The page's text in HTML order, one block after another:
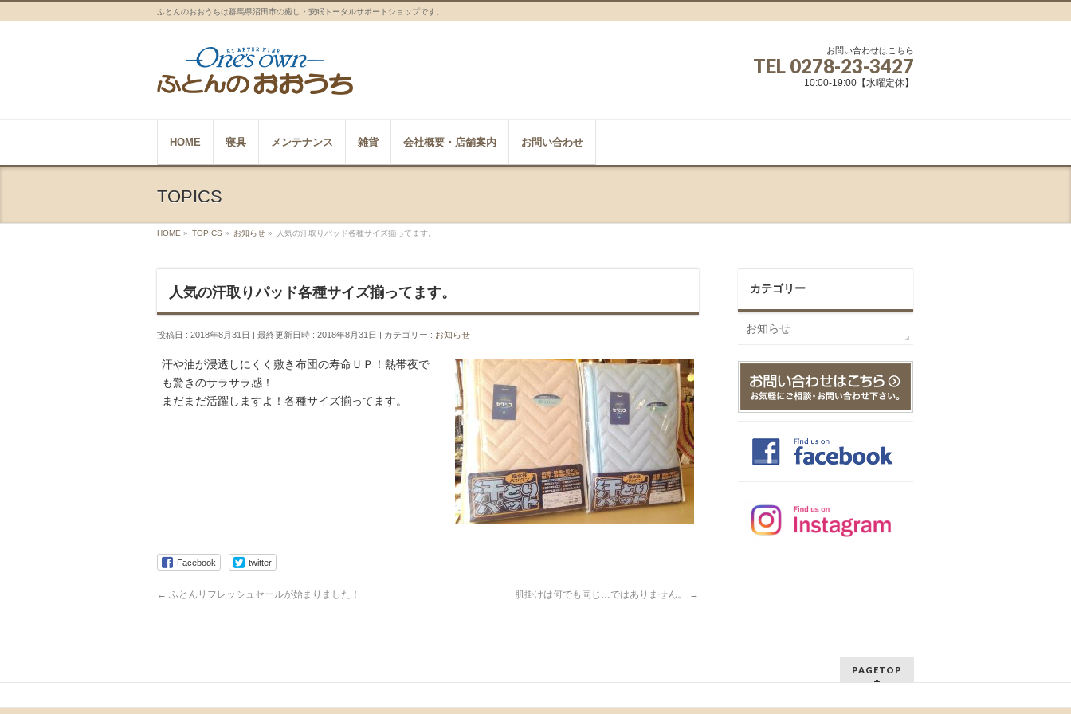
ふとんのおおうちは群馬県沼田市の癒し・安眠トータルサポートショップです。
お問い合わせはこちら
TEL 0278-23-3427
10:00-19:00【水曜定休】
HOME 寝具 メンテナンス 雑貨 会社概要・店舗案内 お問い合わせ
TOPICS
HOME » TOPICS » お知らせ » 人気の汗取りパッド各種サイズ揃ってます。
人気の汗取りパッド各種サイズ揃ってます。
投稿日 : 2018年8月31日 最終更新日時 : 2018年8月31日 カテゴリー : お知らせ
汗や油が浸透しにくく敷き布団の寿命ＵＰ！熱帯夜で
も驚きのサラサラ感！
まだまだ活躍しますよ！各種サイズ揃ってます。
Facebook twitter
← ふとんリフレッシュセールが始まりました！ 肌掛けは何でも同じ…ではありません。 →
カテゴリー
お知らせ
PAGETOP